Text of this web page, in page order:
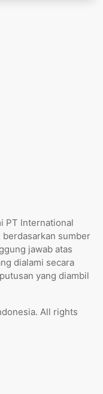
PT International
sumber
jawab atas
dialami secara
yang diambil
All rights